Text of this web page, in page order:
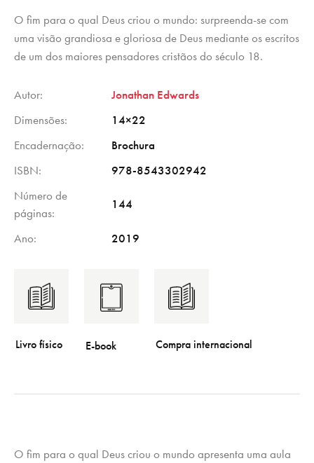
O fim para o qual Deus criou o mundo: surpreenda-se com
uma visão grandiosa e gloriosa de Deus mediante os escritos
de um dos maiores pensadores cristãos do século 18.
Autor
Jonathan Edwards
Dimensões
14×22
Encadernação
Brochura
ISBN
978-8543302942
Número de
páginas
144
Ano 2019
O fim para o qual Deus criou o mundo apresenta uma aula